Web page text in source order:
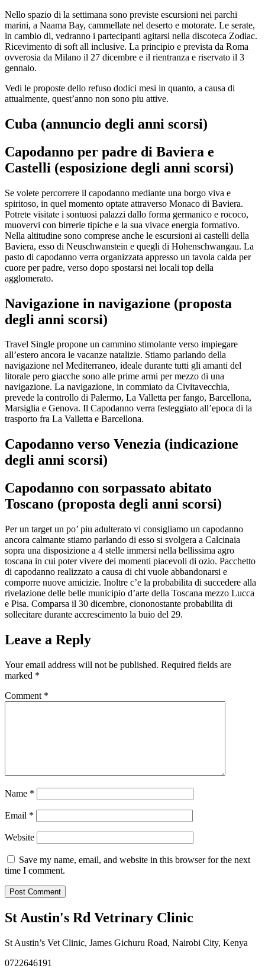
Nello spazio di la settimana sono previste escursioni nei parchi
marini, a Naama Bay, cammellate nel deserto e motorate. Le serate,
in cambio di, vedranno i partecipanti agitarsi nella discoteca Zodiac.
Ricevimento di soft all inclusive. La principio e prevista da Roma
ovverosia da Milano il 27 dicembre e il rientranza e riservato il 3
gennaio.
Vedi le proposte dello refuso dodici mesi in quanto, a causa di
attualmente, quest’anno non sono piu attive.
Cuba (annuncio degli anni scorsi)
Capodanno per padre di Baviera e
Castelli (esposizione degli anni scorsi)
Se volete percorrere il capodanno mediante una borgo viva e
spiritoso, in quel momento optate attraverso Monaco di Baviera.
Potrete visitate i sontuosi palazzi dallo forma germanico e rococo,
muovervi con birrerie tipiche e la sua vivace energia formativo.
Nella altitudine sono comprese anche le escursioni ai castelli della
Baviera, esso di Neuschwanstein e quegli di Hohenschwangau. La
pasto di capodanno verra organizzata appresso un tavola calda per
cuore per padre, verso dopo spostarsi nei locali top della
agglomerato.
Navigazione in navigazione (proposta
degli anni scorsi)
Travel Single propone un cammino stimolante verso impiegare
all’estero ancora le vacanze natalizie. Stiamo parlando della
navigazione nel Mediterraneo, ideale durante tutti gli amanti del
litorale pero giacche sono alle prime armi per mezzo di una
navigazione. La navigazione, in commiato da Civitavecchia,
prevede la controllo di Palermo, La Valletta per fango, Barcellona,
Marsiglia e Genova. Il Capodanno verra festeggiato all’epoca di la
trasporto fra La Valletta e Barcellona.
Capodanno verso Venezia (indicazione
degli anni scorsi)
Capodanno con sorpassato abitato
Toscano (proposta degli anni scorsi)
Per un target un po’ piu adulterato vi consigliamo un capodanno
ancora calmante stiamo parlando di esso si svolgera a Calcinaia
sopra una disposizione a 4 stelle immersi nella bellissima agro
toscana in cui poter vivere dei momenti piacevoli di ozio. Pacchetto
di capodanno realizzato a causa di chi vuole abbandonarsi e
comporre nuove amicizie. Inoltre c’e la probabilita di succedere alla
rivelazione delle belle municipio d’arte della Toscana mezzo Lucca
e Pisa. Comparsa il 30 dicembre, ciononostante probabilita di
sollecitare durante accrescimento la buio del 29.
Leave a Reply
Your email address will not be published. Required fields are
marked *
Comment *
Name *
Email *
Website
Save my name, email, and website in this browser for the next
time I comment.
St Austin's Rd Vetrinary Clinic
St Austin’s Vet Clinic, James Gichuru Road, Nairobi City, Kenya
0722646191